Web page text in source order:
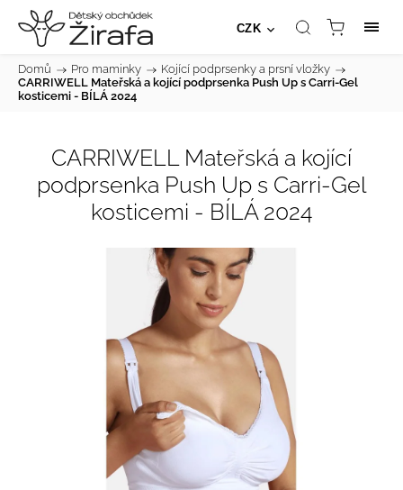
CZK
Domů / Pro maminky / Kojící podprsenky a prsní vložky /
CARRIWELL Mateřská a kojící podprsenka Push Up s Carri-Gel
kosticemi - BÍLÁ 2024
CARRIWELL Mateřská a kojící
podprsenka Push Up s Carri-Gel
kosticemi - BÍLÁ 2024